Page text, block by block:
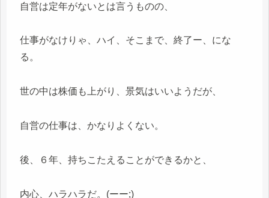
自営は定年がないとは言うものの、
仕事がなけりゃ、ハイ、そこまで、終了ー、にな
る。
世の中は株価も上がり、景気はいいようだが、
自営の仕事は、かなりよくない。
後、６年、持ちこたえることができるかと、
内心、ハラハラだ。(ーー;)